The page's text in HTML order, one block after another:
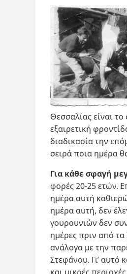
Θεσσαλίας είναι
εξαιρετική
διαδικασία την
σειρά ποια ημέρα
Για κάθε σφαγή
φορές 20-25 ετών.
ημέρα αυτή
ημέρα αυτή, δεν
γουρουνιών δεν
ημέρες πριν από
ανάλογα με την
Στεφάνου. Γι’